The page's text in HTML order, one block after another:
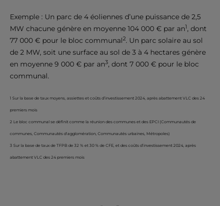
Exemple : Un parc de 4 éoliennes d’une puissance de 2,5
MW chacune génère en moyenne 104 000 € par an1, dont
77 000 € pour le bloc communal2. Un parc solaire au sol
de 2 MW, soit une surface au sol de 3 à 4 hectares génère
en moyenne 9 000 € par an3, dont 7 000 € pour le bloc
communal.
1 Sur la base de taux moyens, assiettes et coûts d’investissement 2024, après abattement VLC des 24
premiers mois
2 Le bloc communal se définit comme la réunion des communes et des EPCI (Communautés de
communes, Communautés d'agglomération, Communautés urbaines, Métropoles)
3 Sur la base de taux de TFPB de 32 % et 30 % de CFE, et des coûts d’investissement 2024, après
abattement VLC des 24 premiers mois